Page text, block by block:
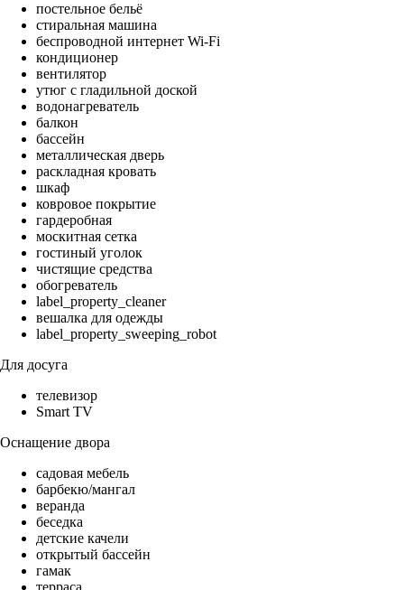
постельное бельё
стиральная машина
беспроводной интернет Wi-Fi
кондиционер
вентилятор
утюг с гладильной доской
водонагреватель
балкон
бассейн
металлическая дверь
раскладная кровать
шкаф
ковровое покрытие
гардеробная
москитная сетка
гостиный уголок
чистящие средства
обогреватель
label_property_cleaner
вешалка для одежды
label_property_sweeping_robot
Для досуга
телевизор
Smart TV
Оснащение двора
садовая мебель
барбекю/мангал
веранда
беседка
детские качели
открытый бассейн
гамак
терраса